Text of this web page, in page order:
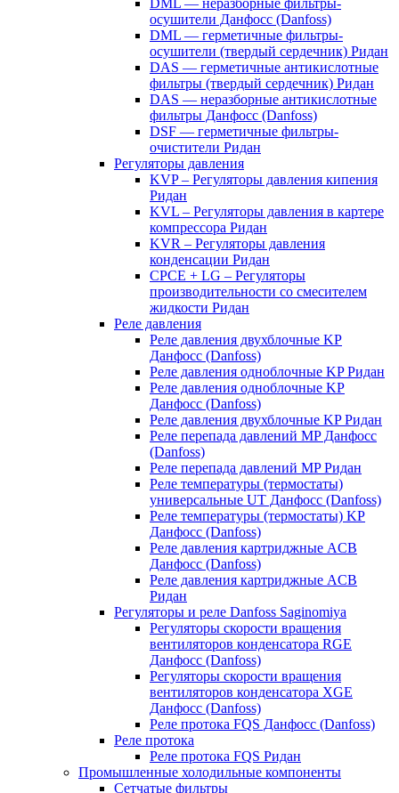
DML — неразборные фильтры-
осушители Данфосс (Danfoss)
DML — герметичные фильтры-
осушители (твердый сердечник) Ридан
DAS — герметичные антикислотные
фильтры (твердый сердечник) Ридан
DAS — неразборные антикислотные
фильтры Данфосс (Danfoss)
DSF — герметичные фильтры-
очистители Ридан
Регуляторы давления
KVP – Регуляторы давления кипения
Ридан
KVL – Регуляторы давления в картере
компрессора Ридан
KVR – Регуляторы давления
конденсации Ридан
CPCE + LG – Регуляторы
производительности со смесителем
жидкости Ридан
Реле давления
Реле давления двухблочные KP
Данфосс (Danfoss)
Реле давления одноблочные KP Ридан
Реле давления одноблочные KP
Данфосс (Danfoss)
Реле давления двухблочные KP Ридан
Реле перепада давлений MP Данфосс
(Danfoss)
Реле перепада давлений MP Ридан
Реле температуры (термостаты)
универсальные UT Данфосс (Danfoss)
Реле температуры (термостаты) KP
Данфосс (Danfoss)
Реле давления картриджные ACB
Данфосс (Danfoss)
Реле давления картриджные ACB
Ридан
Регуляторы и реле Danfoss Saginomiya
Регуляторы скорости вращения
вентиляторов конденсатора RGE
Данфосс (Danfoss)
Регуляторы скорости вращения
вентиляторов конденсатора XGE
Данфосс (Danfoss)
Реле протока FQS Данфосс (Danfoss)
Реле протока
Реле протока FQS Ридан
Промышленные холодильные компоненты
Сетчатые фильтры